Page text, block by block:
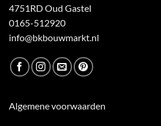
4751RD Oud Gastel
0165-512920
info@bkbouwmarkt.nl
Algemene voorwaarden